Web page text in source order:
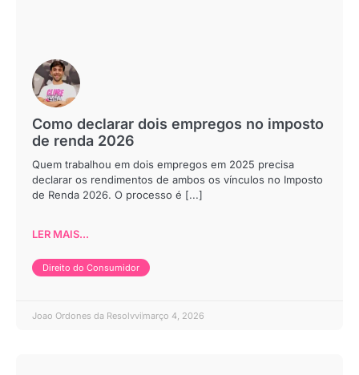
Como declarar dois empregos no imposto
de renda 2026
Quem trabalhou em dois empregos em 2025 precisa
declarar os rendimentos de ambos os vínculos no Imposto
de Renda 2026. O processo é [...]
LER MAIS...
Direito do Consumidor
Joao Ordones da Resolvvi março 4, 2026